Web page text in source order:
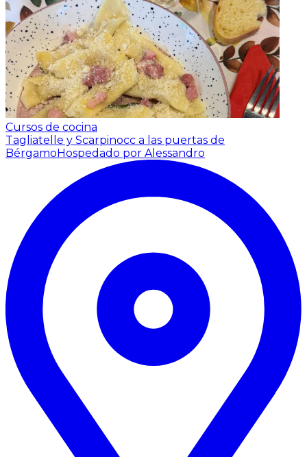
Cursos de cocina
Tagliatelle y Scarpinocc a las puertas de
Bérgamo Hospedado por Alessandro